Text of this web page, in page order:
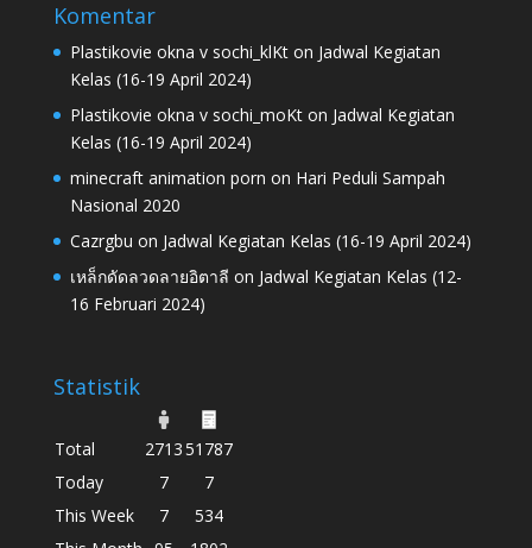
Komentar
Plastikovie okna v sochi_klKton Jadwal Kegiatan
Kelas (16-19 April 2024)
Plastikovie okna v sochi_moKton Jadwal Kegiatan
Kelas (16-19 April 2024)
minecraft animation porn on Hari Peduli Sampah
Nasional 2020
Cazrgbu on Jadwal Kegiatan Kelas (16-19 April 2024)
เหล็กดัดลวดลายอิตาลี on Jadwal Kegiatan Kelas (12-
16 Februari 2024)
Statistik
Total 271351787
Today
7
7
This Week
7
534